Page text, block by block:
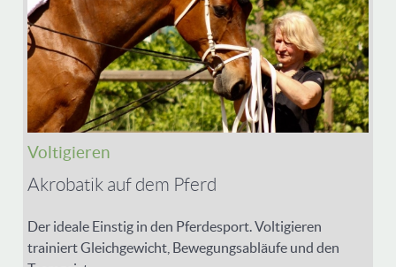
Voltigieren
Akrobatik auf dem Pferd
Der ideale Einstig in den Pferdesport. Voltigieren
trainiert Gleichgewicht, Bewegungsabläufe und den